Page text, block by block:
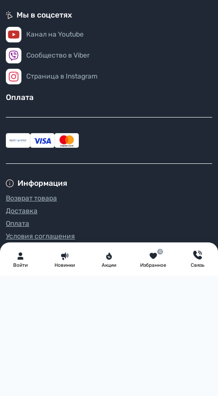
Войти Новинки Акции Избранное
0
Связь
Информация
Возврат товара
Доставка
Оплата
Условия соглашения
О нас
Мы в соцсетях
Канал на Youtube
Сообщество в Viber
Страница в Instagram
Оплата